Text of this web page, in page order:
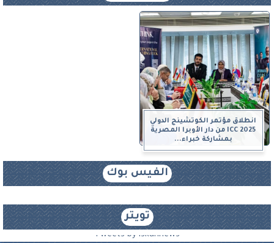
انطلاق مؤتمر الكوتشينج الدولي
ICC 2025 من دار الأوبرا المصرية
بمشاركة خبراء...
الفيس بوك
تويتر
Tweets by iskannews